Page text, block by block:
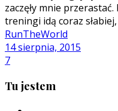
zaczęły mnie
treningi idą coraz słabiej,
RunTheWorld
14 sierpnia, 2015
7
Tu jestem